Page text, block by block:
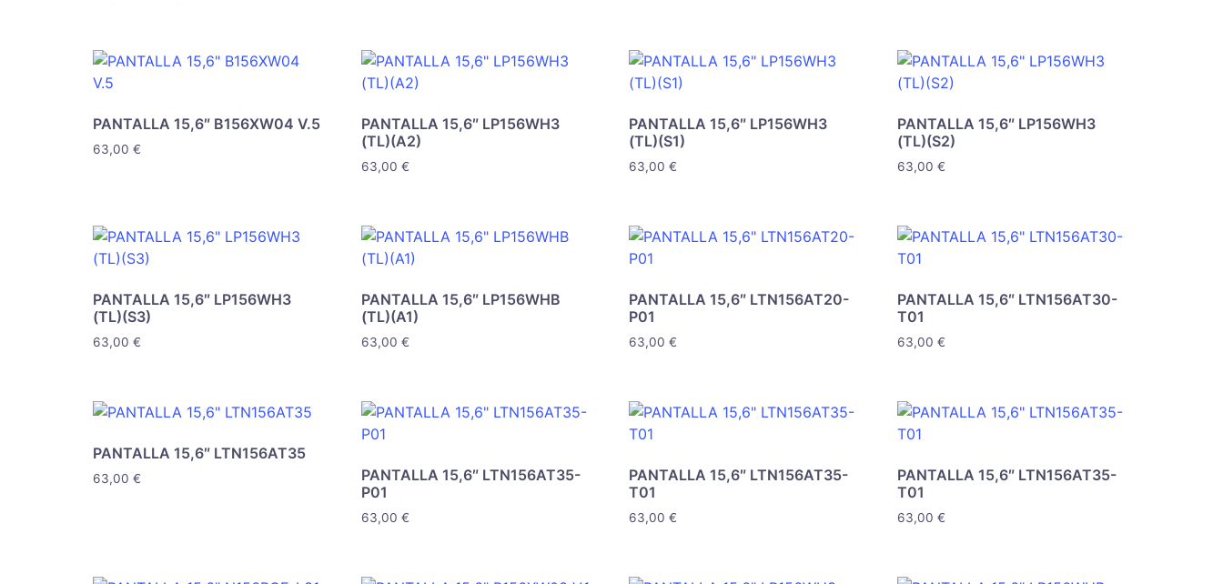
PANTALLA 15,6″ B156XW04 V.5
63,00 €
PANTALLA 15,6″ LP156WH3
(TL)(A2)
63,00 €
PANTALLA 15,6″ LP156WH3
(TL)(S1)
63,00€
PANTALLA 15,6″ LP156WH3
(TL)(S2)
63,00€
PANTALLA 15,6″ LP156WH3
(TL)(S3)
63,00 €
PANTALLA 15,6″ LP156WHB
(TL)(A1)
63,00 €
PANTALLA 15,6″ LTN156AT20-
P01
63,00€
PANTALLA 15,6″ LTN156AT30-
T01
63,00€
PANTALLA 15,6″ LTN156AT35
63,00 €
PANTALLA 15,6″ LTN156AT35-
P01
63,00 €
PANTALLA 15,6″ LTN156AT35-
T01
63,00€
PANTALLA 15,6″ LTN156AT35-
T01
63,00€